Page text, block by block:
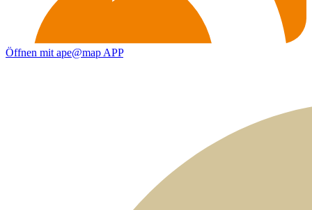
Öffnen mit ape@map APP